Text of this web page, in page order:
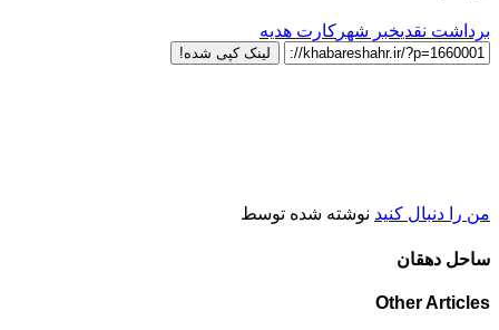
برداشت نقدیخبر شهر کارت هدیه
لینک کپی شده!
من را دنبال کنید نوشته شده توسط
ساحل دهقان
Other Articles